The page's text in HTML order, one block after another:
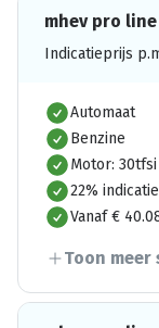
mhev pro
Indicatieprijs
Automaat
Benzine
Motor: 30tfsi
22%
Vanaf €
Toon